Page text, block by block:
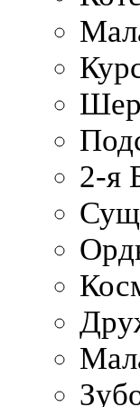
2-я